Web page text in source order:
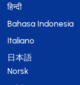
हिन्दी
Bahasa Indonesia
Italiano
日本語
Norsk